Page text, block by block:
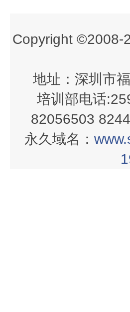
Copyright ©2008-
地址：深圳市
培训部电话
82056503
永久域名：